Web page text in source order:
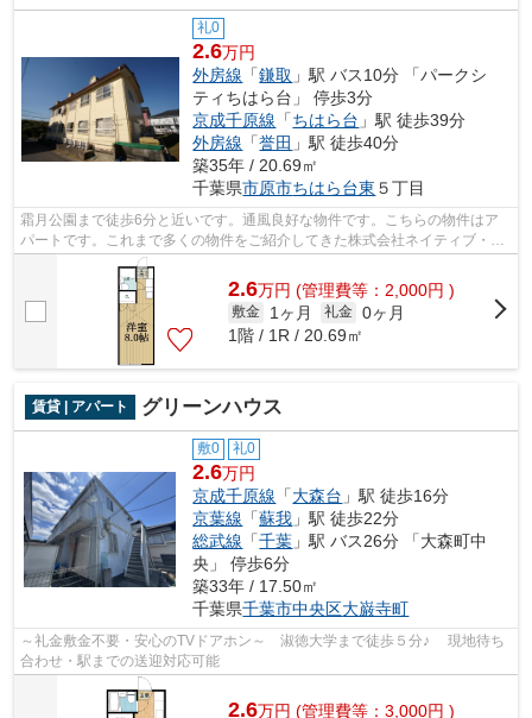
礼0
2.6万円
外房線 「鎌取 」駅 バス10分 「パークシ
ティちはら台」 停歩3分
京成千原線 「ちはら台 」駅 徒歩39分
外房線 「誉田 」駅 徒歩40分
築35年 / 20.69㎡
千葉県市原市ちはら台東 ５丁目
霜月公園まで徒歩6分と近いです。通風良好な物件です。こちらの物件はア
パートです。これまで多くの物件をご紹介してきた株式会社ネイティブ・ト
ラストだからこそ、ご紹介できる物件が...
2.6万円 (管理費等：2,000円 )
敷金 1ヶ月 礼金 0ヶ月
1階 / 1R / 20.69㎡
賃貸 | アパート グリーンハウス
敷0 礼0
2.6万円
京成千原線 「大森台 」駅 徒歩16分
京葉線 「蘇我 」駅 徒歩22分
総武線 「千葉 」駅 バス26分 「大森町中
央」 停歩6分
築33年 / 17.50㎡
千葉県千葉市中央区大巌寺町
～礼金敷金不要・安心のTVドアホン～ 淑徳大学まで徒歩５分♪ 現地待ち
合わせ・駅までの送迎対応可能
2.6万円 (管理費等：3,000円 )